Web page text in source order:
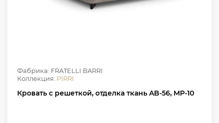
Фабрика: FRATELLI BARRI
Коллекция: PIRRI
Кровать с решеткой, отделка ткань AB-56, MP-10